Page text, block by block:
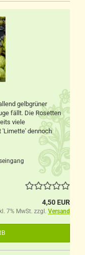
gelbgrüner
fällt. Die Rosetten
viele
'Limette' dennoch
4,50 EUR
7% MwSt. zzgl. Versand